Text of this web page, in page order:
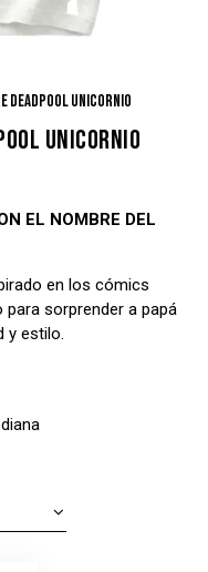
Deadpool Unicornio
UNICORNIO
EL NOMBRE DEL
en los cómics
para sorprender a papá
y estilo.